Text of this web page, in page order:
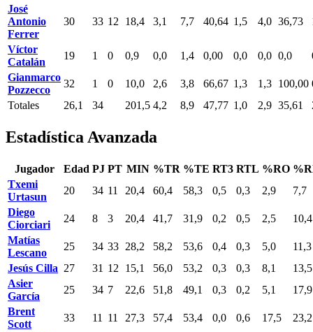
José
Antonio
Ferrer
30 33 12 18,4 3,1 7,7 40,64 1,5 4,0 36,73
Víctor
Catalán
19 1 0 0,9 0,0 1,4 0,00 0,0 0,0 0,0
Gianmarco
Pozzecco
32 1 0 10,0 2,6 3,8 66,67 1,3 1,3 100,00
Totales
26,1 34 201,5 4,2 8,9 47,77 1,0 2,9 35,61
Estadística Avanzada
Jugador Edad PJ PT MIN %TR %TE RT3 RTL %RO
Txemi
Urtasun
20 34 11 20,4 60,4 58,3 0,5 0,3 2,9
7,7
Diego
Ciorciari
24 8 3 20,4 41,7 31,9 0,2 0,5 2,5
10,4
Matías
Lescano
25 34 33 28,2 58,2 53,6 0,4 0,3 5,0
11,3
Jesús Cilla 27 31 12 15,1 56,0 53,2 0,3 0,3 8,1
13,5
Asier
García
25 34 7 22,6 51,8 49,1 0,3 0,2 5,1
17,9
Brent
Scott
33 11 11 27,3 57,4 53,4 0,0 0,6 17,5
23,2